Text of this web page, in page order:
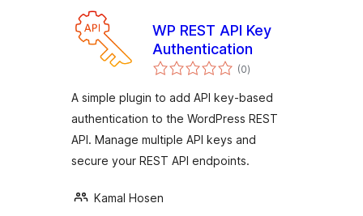
WP REST API Key
Authentication
(0個
の
価
)
A simple plugin to add API key-based
authentication to the WordPress REST
API. Manage multiple API keys and
secure your REST API endpoints.
Kamal Hosen